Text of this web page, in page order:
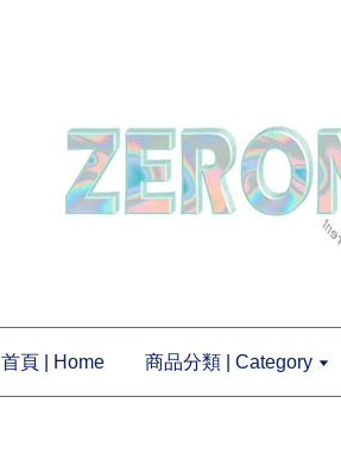
首頁 | Home 商品分類 | Category